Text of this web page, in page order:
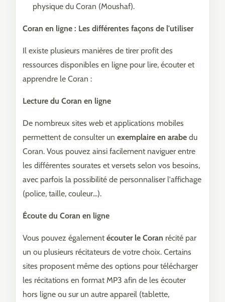
physique du Coran (Moushaf).
Coran en ligne : Les différentes façons de l'utiliser
Il existe plusieurs manières de tirer profit des
ressources disponibles en ligne pour lire, écouter et
apprendre le Coran :
Lecture du Coran en ligne
De nombreux sites web et applications mobiles
permettent de consulter un exemplaire en arabe du
Coran. Vous pouvez ainsi facilement naviguer entre
les différentes sourates et versets selon vos besoins,
avec parfois la possibilité de personnaliser l'affichage
(police, taille, couleur...).
Écoute du Coran en ligne
Vous pouvez également écouter le Coran récité par
un ou plusieurs récitateurs de votre choix. Certains
sites proposent même des options pour télécharger
les récitations en format MP3 afin de les écouter
hors ligne ou sur un autre appareil (tablette,